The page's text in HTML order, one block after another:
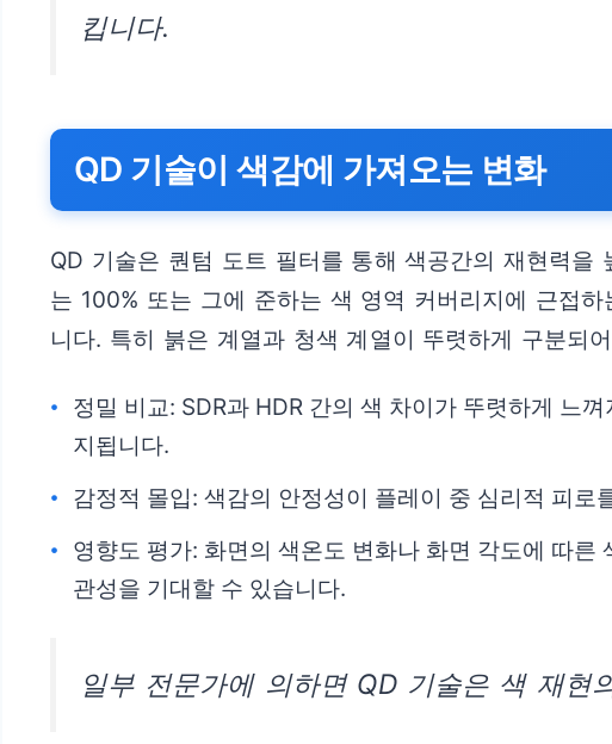
킵니다.
QD 기술이 색감에 가져오는 변화
QD 기술은 퀀텀 도트 필터를 통해 색공간의 재현력
는 100% 또는 그에 준하는 색 영역 커버리지에 근접
니다. 특히 붉은 계열과 청색 계열이 뚜렷하게 구분되
정밀 비교: SDR과 HDR 간의 색 차이가 뚜렷하게 느
지됩니다.
감정적 몰입: 색감의 안정성이 플레이 중 심리적 피
영향도 평가: 화면의 색온도 변화나 화면 각도에 따
관성을 기대할 수 있습니다.
일부 전문가에 의하면 QD 기술은 색 재현